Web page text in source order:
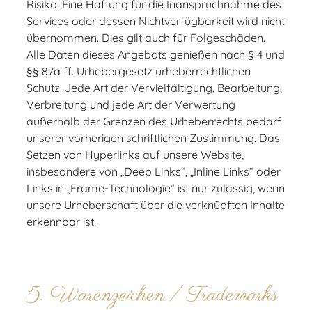
Risiko. Eine Haftung für die Inanspruchnahme des
Services oder dessen Nichtverfügbarkeit wird nicht
übernommen. Dies gilt auch für Folgeschäden.
Alle Daten dieses Angebots genießen nach § 4 und
§§ 87a ff. Urhebergesetz urheberrechtlichen
Schutz. Jede Art der Vervielfältigung, Bearbeitung,
Verbreitung und jede Art der Verwertung
außerhalb der Grenzen des Urheberrechts bedarf
unserer vorherigen schriftlichen Zustimmung. Das
Setzen von Hyperlinks auf unsere Website,
insbesondere von „Deep Links“, „Inline Links“ oder
Links in „Frame-Technologie“ ist nur zulässig, wenn
unsere Urheberschaft über die verknüpften Inhalte
erkennbar ist.
5. Warenzeichen / Trademarks